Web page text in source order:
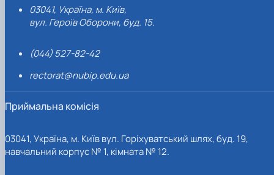
03041, Україна, м. Київ,
вул. Героїв Оборони, буд. 15.
(044) 527-82-42
rectorat@nubip.edu.ua
Приймальна комісія
03041, Україна, м. Київ вул. Горіхуватський шлях, буд. 19,
навчальний корпус № 1, кімната № 12.